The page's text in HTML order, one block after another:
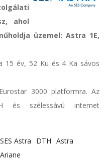
ahol
üzemel: Astra 1E,
15 év, 52 Ku és 4 Ka sávos
3000 platformra. Az
és szélessávú internet
SES Astra DTH Astra
Ariane